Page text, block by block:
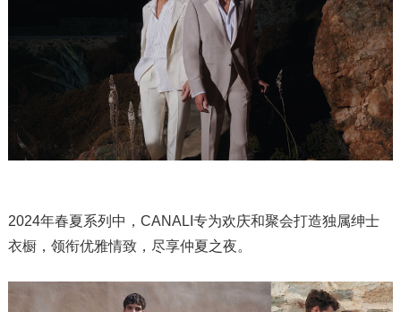
2024年春夏系列中，CANALI专为欢庆和聚会打造独属绅士
衣橱，领衔优雅情致，尽享仲夏之夜。